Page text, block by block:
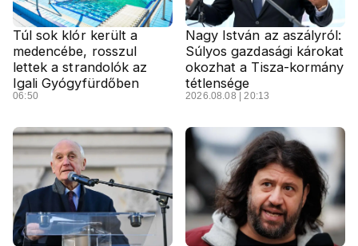
Túl sok klór került a
medencébe, rosszul
lettek a strandolók az
Igali Gyógyfürdőben
06:50
Nagy István az aszályról:
Súlyos gazdasági károkat
okozhat a Tisza-kormány
tétlensége
2026.08.08 | 20:13